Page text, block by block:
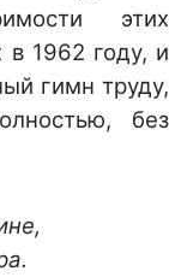
этих
в 1962 году, и
гимн труду,
без